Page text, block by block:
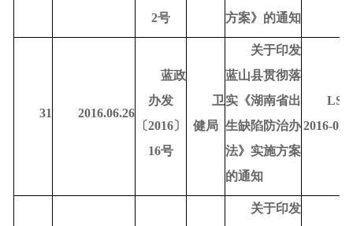
2号
方案》的通知
31 2016.06.26
蓝政
办发
〔2016〕
16号
卫
健局
关于印发
蓝山县贯彻落
实《湖南省出
生缺陷防治办
法》实施方案
的通知
2016-
关于印发